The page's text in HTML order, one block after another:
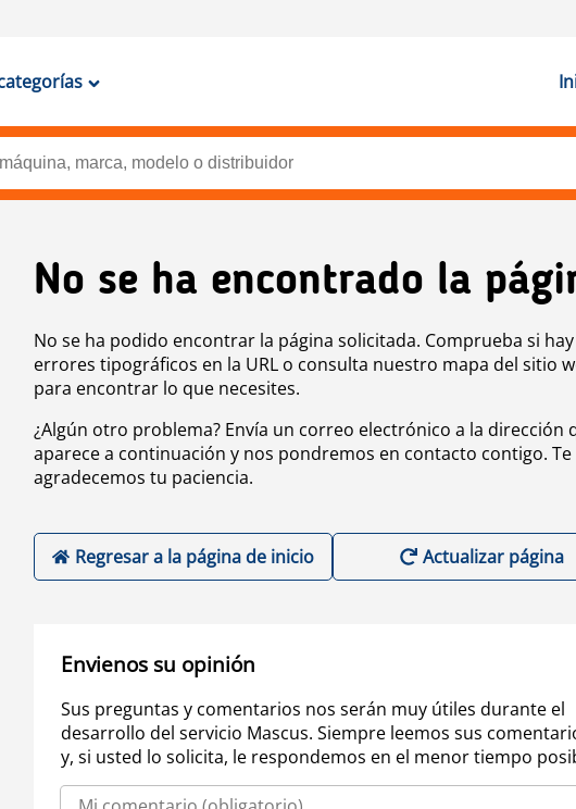
No se ha encontrado la
No se ha podido encontrar la página solicitada. Comprueba si hay
errores tipográficos en la URL o consulta nuestro mapa del sitio
para encontrar lo que necesites.
¿Algún otro problema? Envía un correo electrónico a la dirección
aparece a continuación y nos pondremos en contacto contigo. Te
agradecemos tu paciencia.
Regresar a la página de inicio Actualizar página
Envienos su opinión
Sus preguntas y comentarios nos serán muy útiles durante el
desarrollo del servicio Mascus. Siempre leemos sus
y, si usted lo solicita, le respondemos en el menor tiempo